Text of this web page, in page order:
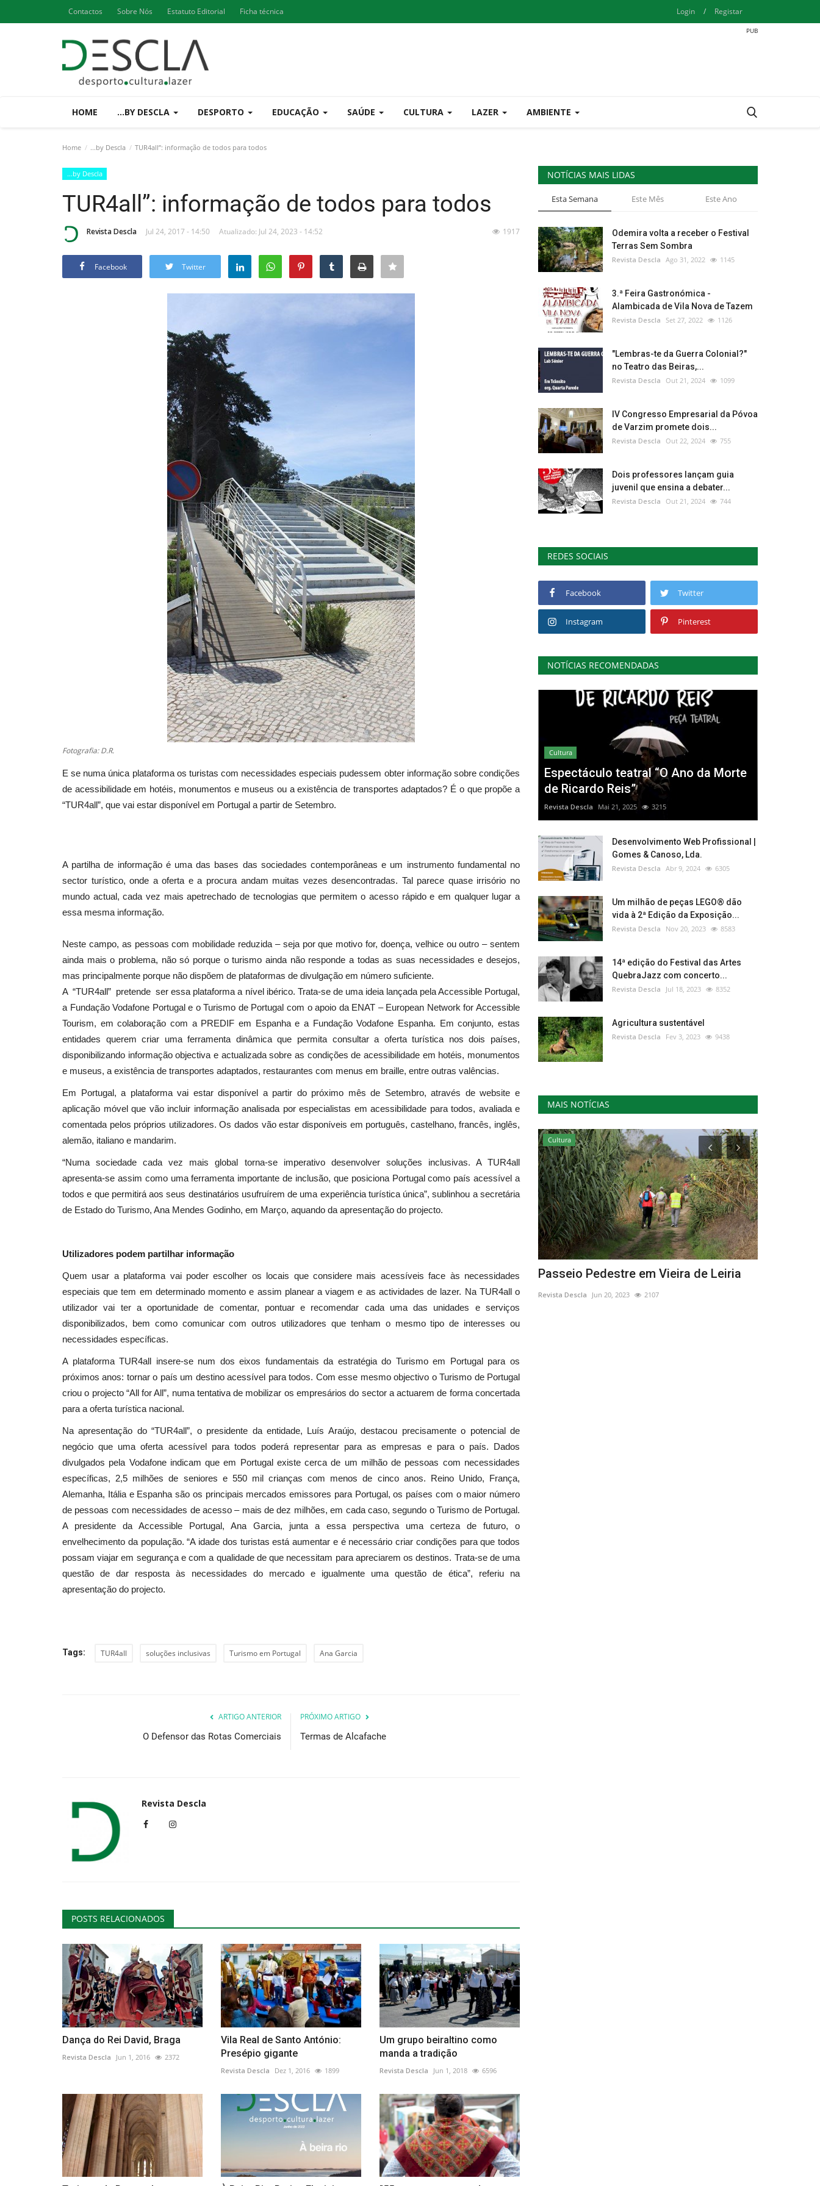
Contactos Sobre Nós Estatuto Editorial Ficha técnica Login / Registar
HOME ...BY DESCLA DESPORTO EDUCAÇÃO SAÚDE CULTURA LAZER AMBIENTE
Home ...by Descla TUR4all”: informação de todos para todos
...by Descla
TUR4all”: informação de todos para todos
Revista Descla Jul 24, 2017 - 14:50 Atualizado: Jul 24, 2023 - 14:52 1917
Facebook Twitter
Fotografia: D.R.
E se numa única plataforma os turistas com necessidades especiais pudessem obter informação sobre condições
de acessibilidade em hotéis, monumentos e museus ou a existência de transportes adaptados? É o que propõe a
“TUR4all”, que vai estar disponível em Portugal a partir de Setembro.
A partilha de informação é uma das bases das sociedades contemporâneas e um instrumento fundamental no
sector turístico, onde a oferta e a procura andam muitas vezes desencontradas. Tal parece quase irrisório no
mundo actual, cada vez mais apetrechado de tecnologias que permitem o acesso rápido e em qualquer lugar a
essa mesma informação.
Neste campo, as pessoas com mobilidade reduzida – seja por que motivo for, doença, velhice ou outro – sentem
ainda mais o problema, não só porque o turismo ainda não responde a todas as suas necessidades e desejos,
mas principalmente porque não dispõem de plataformas de divulgação em número suficiente.
A “TUR4all” pretende ser essa plataforma a nível ibérico. Trata-se de uma ideia lançada pela Accessible Portugal,
a Fundação Vodafone Portugal e o Turismo de Portugal com o apoio da ENAT – European Network for Accessible
Tourism, em colaboração com a PREDIF em Espanha e a Fundação Vodafone Espanha. Em conjunto, estas
entidades querem criar uma ferramenta dinâmica que permita consultar a oferta turística nos dois países,
disponibilizando informação objectiva e actualizada sobre as condições de acessibilidade em hotéis, monumentos
e museus, a existência de transportes adaptados, restaurantes com menus em braille, entre outras valências.
Em Portugal, a plataforma vai estar disponível a partir do próximo mês de Setembro, através de website e
aplicação móvel que vão incluir informação analisada por especialistas em acessibilidade para todos, avaliada e
comentada pelos próprios utilizadores. Os dados vão estar disponíveis em português, castelhano, francês, inglês,
alemão, italiano e mandarim.
“Numa sociedade cada vez mais global torna-se imperativo desenvolver soluções inclusivas. A TUR4all
apresenta-se assim como uma ferramenta importante de inclusão, que posiciona Portugal como país acessível a
todos e que permitirá aos seus destinatários usufruírem de uma experiência turística única”, sublinhou a secretária
de Estado do Turismo, Ana Mendes Godinho, em Março, aquando da apresentação do projecto.
Utilizadores podem partilhar informação
Quem usar a plataforma vai poder escolher os locais que considere mais acessíveis face às necessidades
especiais que tem em determinado momento e assim planear a viagem e as actividades de lazer. Na TUR4all o
utilizador vai ter a oportunidade de comentar, pontuar e recomendar cada uma das unidades e serviços
disponibilizados, bem como comunicar com outros utilizadores que tenham o mesmo tipo de interesses ou
necessidades específicas.
A plataforma TUR4all insere-se num dos eixos fundamentais da estratégia do Turismo em Portugal para os
próximos anos: tornar o país um destino acessível para todos. Com esse mesmo objectivo o Turismo de Portugal
criou o projecto “All for All”, numa tentativa de mobilizar os empresários do sector a actuarem de forma concertada
para a oferta turística nacional.
Na apresentação do “TUR4all”, o presidente da entidade, Luís Araújo, destacou precisamente o potencial de
negócio que uma oferta acessível para todos poderá representar para as empresas e para o país. Dados
divulgados pela Vodafone indicam que em Portugal existe cerca de um milhão de pessoas com necessidades
específicas, 2,5 milhões de seniores e 550 mil crianças com menos de cinco anos. Reino Unido, França,
Alemanha, Itália e Espanha são os principais mercados emissores para Portugal, os países com o maior número
de pessoas com necessidades de acesso – mais de dez milhões, em cada caso, segundo o Turismo de Portugal.
A presidente da Accessible Portugal, Ana Garcia, junta a essa perspectiva uma certeza de futuro, o
envelhecimento da população. “A idade dos turistas está aumentar e é necessário criar condições para que todos
possam viajar em segurança e com a qualidade de que necessitam para apreciarem os destinos. Trata-se de uma
questão de dar resposta às necessidades do mercado e igualmente uma questão de ética”, referiu na
apresentação do projecto.
Tags: TUR4all soluções inclusivas Turismo em Portugal Ana Garcia
ARTIGO ANTERIOR
O Defensor das Rotas Comerciais
PRÓXIMO ARTIGO
Termas de Alcafache
Revista Descla
POSTS RELACIONADOS
Dança do Rei David, Braga
Revista Descla Jun 1, 2016 2372
Vila Real de Santo António:
Presépio gigante
Revista Descla Dez 1, 2016 1899
Um grupo beiraltino como
manda a tradição
Revista Descla Jun 1, 2018 6596
NOTÍCIAS MAIS LIDAS
Esta Semana Este Mês Este Ano
Odemira volta a receber o Festival
Terras Sem Sombra
Revista Descla Ago 31, 2022 1145
3.ª Feira Gastronómica -
Alambicada de Vila Nova de Tazem
Revista Descla Set 27, 2022 1126
"Lembras-te da Guerra Colonial?"
no Teatro das Beiras,...
Revista Descla Out 21, 2024 1099
IV Congresso Empresarial da Póvoa
de Varzim promete dois...
Revista Descla Out 22, 2024 755
Dois professores lançam guia
juvenil que ensina a debater...
Revista Descla Out 21, 2024 744
REDES SOCIAIS
Facebook Twitter
Instagram Pinterest
NOTÍCIAS RECOMENDADAS
Cultura
Espectáculo teatral “O Ano da Morte
de Ricardo Reis”
Revista Descla Mai 21, 2025 3215
Desenvolvimento Web Profissional |
Gomes & Canoso, Lda.
Revista Descla Abr 9, 2024 6305
Um milhão de peças LEGO® dão
vida à 2ª Edição da Exposição...
Revista Descla Nov 20, 2023 8583
14ª edição do Festival das Artes
QuebraJazz com concerto...
Revista Descla Jul 18, 2023 8352
Agricultura sustentável
Revista Descla Fev 3, 2023 9438
MAIS NOTÍCIAS
Cultura
Fado de Coimbra em Constância
Revista Descla Set 21, 2022 2772
“Bode, a correr e a remar” em Albufeira
de Castelo do Bode
Revista Descla Set 22, 2022 3016
Cultura
Passeio Pedestre em Vieira de Leiria
Revista Descla Jun 20, 2023 2107